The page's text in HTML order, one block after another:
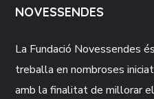
NOVESSENDES
La Fundació Novessendes
treballa en nombroses
amb la finalitat de millorar